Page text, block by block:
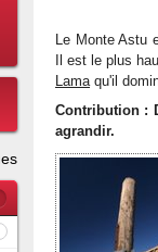
Le Monte Astu
Il est le plus
Lamaqu'il
Contribution :
agrandir.